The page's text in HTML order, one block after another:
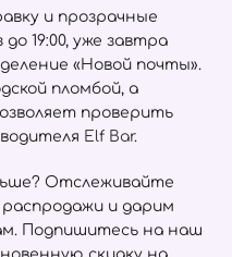
и прозрачные
19:00, уже завтра
«Новой почты».
пломбой, а
проверить
Elf Bar.
Отслеживайте
и дарим
Подпишитесь на наш